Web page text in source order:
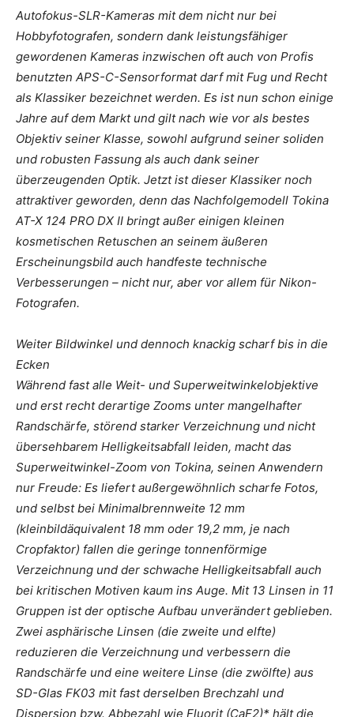
Autofokus-SLR-Kameras mit dem nicht nur bei
Hobbyfotografen, sondern dank leistungsfähiger
gewordenen Kameras inzwischen oft auch von Profis
benutzten APS-C-Sensorformat darf mit Fug und Recht
als Klassiker bezeichnet werden. Es ist nun schon einige
Jahre auf dem Markt und gilt nach wie vor als bestes
Objektiv seiner Klasse, sowohl aufgrund seiner soliden
und robusten Fassung als auch dank seiner
überzeugenden Optik. Jetzt ist dieser Klassiker noch
attraktiver geworden, denn das Nachfolgemodell Tokina
AT-X 124 PRO DX II bringt außer einigen kleinen
kosmetischen Retuschen an seinem äußeren
Erscheinungsbild auch handfeste technische
Verbesserungen – nicht nur, aber vor allem für Nikon-
Fotografen.
Weiter Bildwinkel und dennoch knackig scharf bis in die
Ecken
Während fast alle Weit- und Superweitwinkelobjektive
und erst recht derartige Zooms unter mangelhafter
Randschärfe, störend starker Verzeichnung und nicht
übersehbarem Helligkeitsabfall leiden, macht das
Superweitwinkel-Zoom von Tokina, seinen Anwendern
nur Freude: Es liefert außergewöhnlich scharfe Fotos,
und selbst bei Minimalbrennweite 12 mm
(kleinbildäquivalent 18 mm oder 19,2 mm, je nach
Cropfaktor) fallen die geringe tonnenförmige
Verzeichnung und der schwache Helligkeitsabfall auch
bei kritischen Motiven kaum ins Auge. Mit 13 Linsen in 11
Gruppen ist der optische Aufbau unverändert geblieben.
Zwei asphärische Linsen (die zweite und elfte)
reduzieren die Verzeichnung und verbessern die
Randschärfe und eine weitere Linse (die zwölfte) aus
SD-Glas FK03 mit fast derselben Brechzahl und
Dispersion bzw. Abbezahl wie Fluorit (CaF2)* hält die